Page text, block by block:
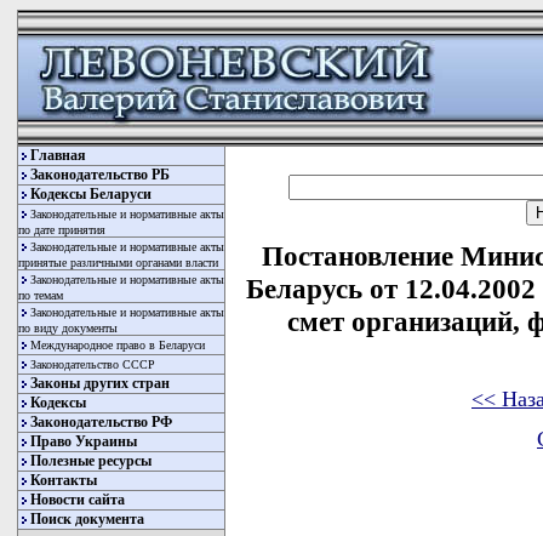
Главная
Законодательство РБ
Кодексы Беларуси
Законодательные и нормативные акты
по дате принятия
Законодательные и нормативные акты
принятые различными органами власти
Законодательные и нормативные акты
по темам
Законодательные и нормативные акты
по виду документы
Международное право в Беларуси
Законодательство СССР
Законы других стран
Кодексы
Законодательство РФ
Право Украины
Полезные ресурсы
Контакты
Новости сайта
Поиск документа
Постановление
Беларусь от
смет организаций,
<<